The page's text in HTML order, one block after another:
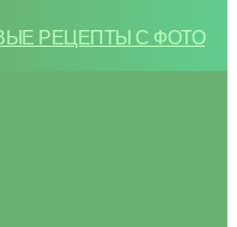
РЕЦЕПТЫ С ФОТО